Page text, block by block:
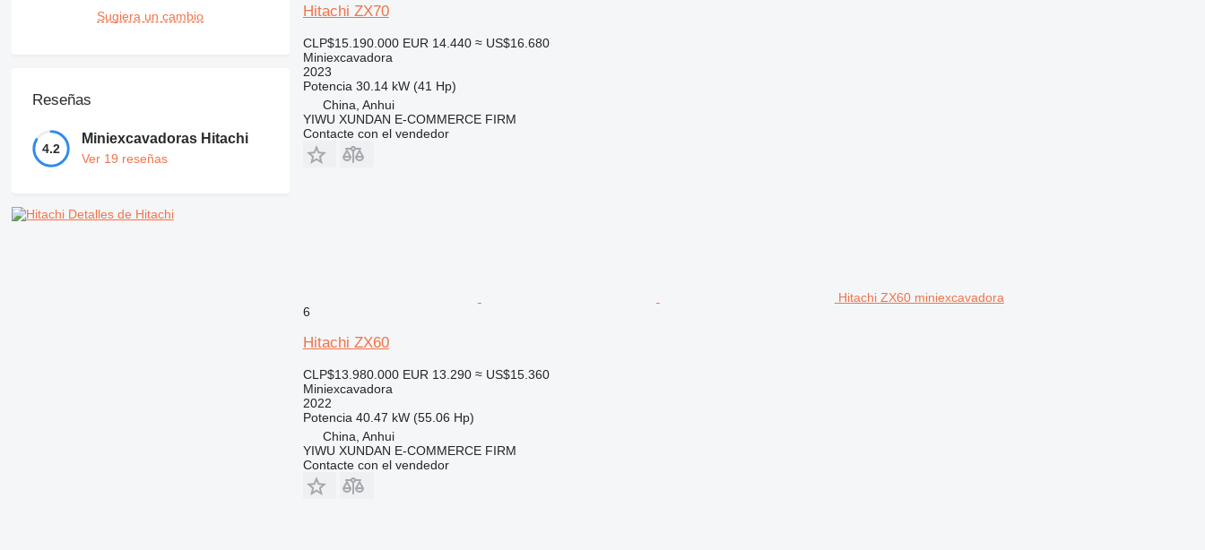
Sugiera un cambio
Reseñas
4.2
Miniexcavadoras Hitachi
Ver 19 reseñas
Detalles de Hitachi
Hitachi ZX70
CLP$15.190.000 EUR 14.440 ≈ US$16.680
Miniexcavadora
2023
Potencia 30.14 kW (41 Hp)
China, Anhui
YIWU XUNDAN E-COMMERCE FIRM
Contacte con el vendedor
Hitachi ZX60 miniexcavadora
6
Hitachi ZX60
CLP$13.980.000 EUR 13.290 ≈ US$15.360
Miniexcavadora
2022
Potencia 40.47 kW (55.06 Hp)
China, Anhui
YIWU XUNDAN E-COMMERCE FIRM
Contacte con el vendedor